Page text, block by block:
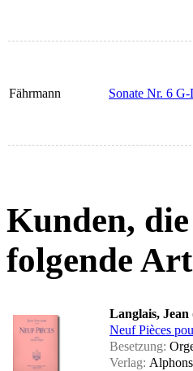
Fährmann Sonate Nr. 6
Kunden,
folgende
Langlais, Jean
Neuf Pièces
Besetzung:
Verlag: